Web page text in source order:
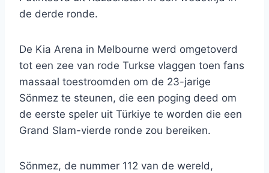
de derde ronde.
De Kia Arena in Melbourne werd omgetoverd
tot een zee van rode Turkse vlaggen toen fans
massaal toestroomden om de 23-jarige
Sönmez te steunen, die een poging deed om
de eerste speler uit Türkiye te worden die een
Grand Slam-vierde ronde zou bereiken.
Sönmez, de nummer 112 van de wereld,